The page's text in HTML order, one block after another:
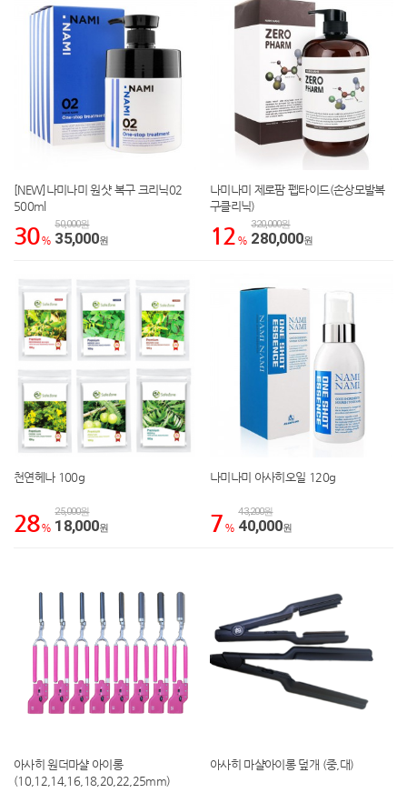
[NEW]나미나미 원샷 복구 크리닉02
500ml
30 %
50,000원
35,000원
나미나미 제로팜 펩타이드(손상모발복
구클리닉)
12 %
320,000원
280,000원
천연헤나 100g
28 %
25,000원
18,000원
나미나미 아사히오일 120g
7 %
43,200원
40,000원
아사히 원더마샬 아이롱
(10,12,14,16,18,20,22,25mm)
아사히 마샬아이롱 덮개 (중,대)